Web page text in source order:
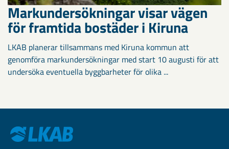
Markundersökningar visar vägen
för framtida bostäder i Kiruna
LKAB planerar tillsammans med Kiruna kommun att
genomföra markundersökningar med start 10 augusti för att
undersöka eventuella byggbarheter för olika ...